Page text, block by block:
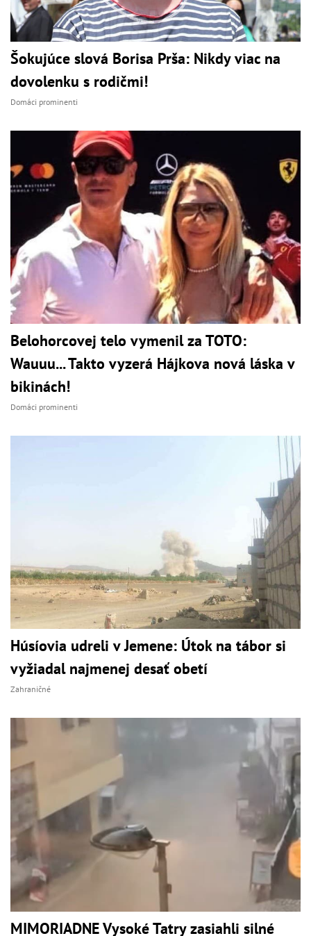
Šokujúce slová Borisa Prša: Nikdy viac na
dovolenku s rodičmi!
Domáci prominenti
Belohorcovej telo vymenil za TOTO:
Wauuu... Takto vyzerá Hájkova nová láska v
bikinách!
Domáci prominenti
Húsíovia udreli v Jemene: Útok na tábor si
vyžiadal najmenej desať obetí
Zahraničné
MIMORIADNE Vysoké Tatry zasiahli silné